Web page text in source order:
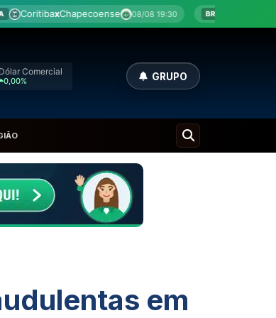
08/08 19:30 BRA Botafogo x Fluminense
Dólar Comercial
0,00% GRUPO
em